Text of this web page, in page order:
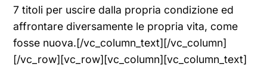
7 titoli per uscire dalla propria condizione ed
affrontare diversamente le propria vita, come
fosse nuova.[/vc_column_text][/vc_column]
[/vc_row][vc_row][vc_column][vc_column_text]